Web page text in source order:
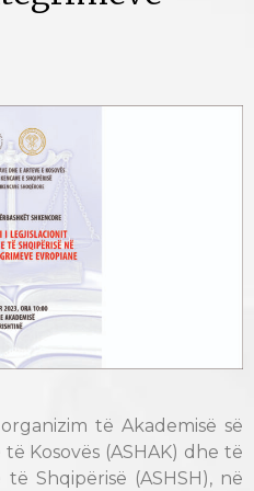
të Akademisë së
Kosovës (ASHAK) dhe të
Shqipërisë (ASHSH), në